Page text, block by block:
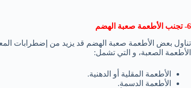
6- تجنب الأطعمة صعبة الهضم
تناول بعض الأطعمة صعبة الهضم قد يزيد من إضطرابات
الأطعمة الصعبة، و التي تشمل:
الأطعمة المقلية أو الدهنية.
الأطعمة الدسمة.